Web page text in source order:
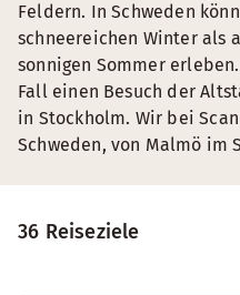
36 Reiseziele
Feldern. In Schweden
schneereichen Winter als
sonnigen Sommer
Fall einen Besuch der
in Stockholm. Wir bei
Schweden, von Malmö im